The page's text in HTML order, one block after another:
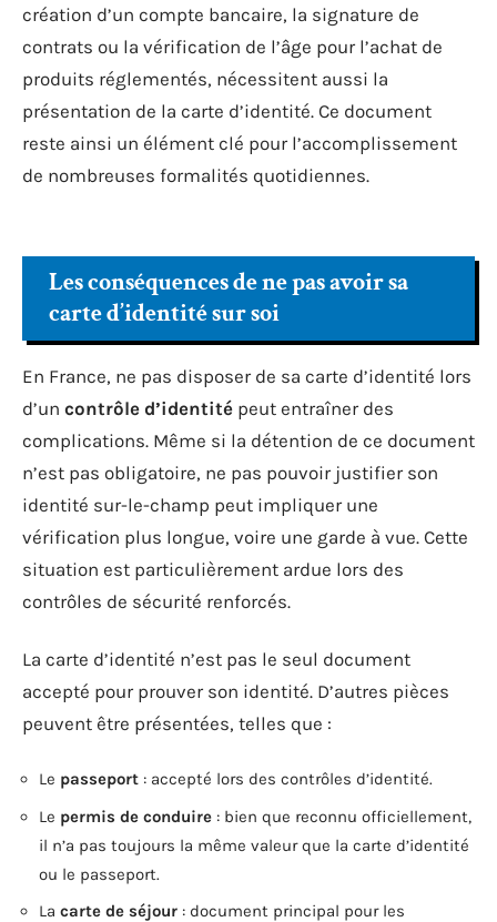
création d’un compte bancaire, la signature de
contrats ou la vérification de l’âge pour l’achat de
produits réglementés, nécessitent aussi la
présentation de la carte d’identité. Ce document
reste ainsi un élément clé pour l’accomplissement
de nombreuses formalités quotidiennes.
Les conséquences de ne pas avoir sa
carte d’identité sur soi
En France, ne pas disposer de sa carte d’identité lors
d’un contrôle d’identité peut entraîner des
complications. Même si la détention de ce document
n’est pas obligatoire, ne pas pouvoir justifier son
identité sur-le-champ peut impliquer une
vérification plus longue, voire une garde à vue. Cette
situation est particulièrement ardue lors des
contrôles de sécurité renforcés.
La carte d’identité n’est pas le seul document
accepté pour prouver son identité. D’autres pièces
peuvent être présentées, telles que :
Le passeport : accepté lors des contrôles d’identité.
Le permis de conduire : bien que reconnu officiellement,
il n’a pas toujours la même valeur que la carte d’identité
ou le passeport.
La carte de séjour : document principal pour les